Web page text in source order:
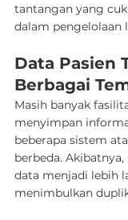
tantangan yang
dalam pengelolaan
Data Pasien
Berbagai
Masih banyak
menyimpan
beberapa sistem
berbeda.
data menjadi lebih
menimbulkan